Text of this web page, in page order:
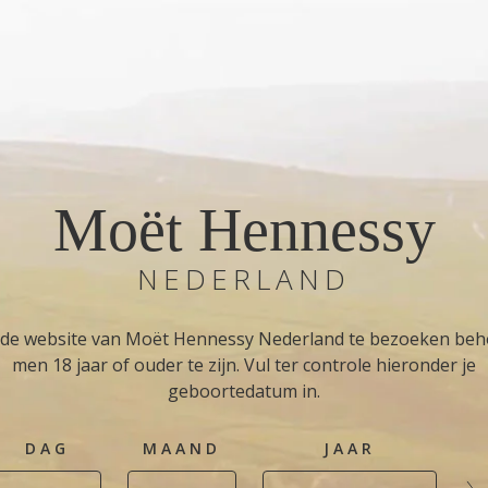
Moët Hennessy
NEDERLAND
website van Moët Hennessy Nederland te bezoeken
men 18 jaar of ouder te zijn. Vul ter controle hieronder je
geboortedatum in.
DAG MAAND JAAR